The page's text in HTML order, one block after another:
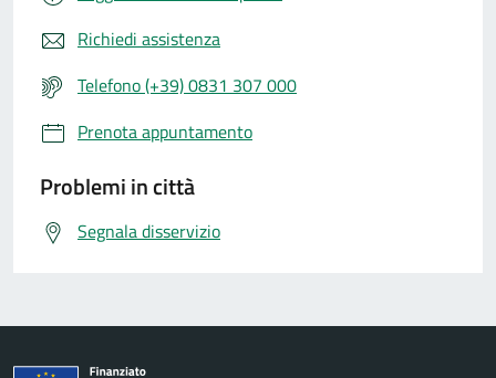
Richiedi assistenza
Telefono (+39) 0831 307 000
Prenota appuntamento
Problemi in città
Segnala disservizio